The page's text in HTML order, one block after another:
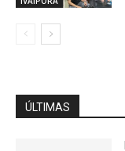
ÚLTIMAS